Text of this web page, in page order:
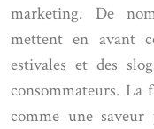
marketing. De
mettent en avant
estivales et des
consommateurs. La
comme une